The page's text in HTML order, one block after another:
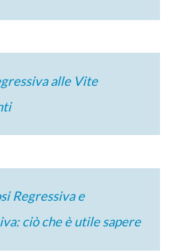
alle Vite
Regressiva e
ciò che è utile sapere